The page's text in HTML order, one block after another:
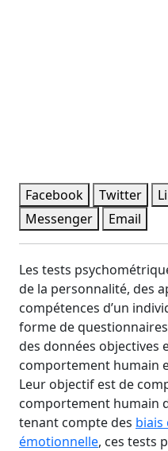
Facebook Twitter
Messenger
Email
Les tests
de la personnalité, des
compétences d’un
forme de
des données objectives
comportement humain
Leur objectif est de
comportement humain
tenant compte des biais
émotionnelle, ces tests